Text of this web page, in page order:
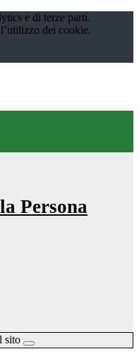
e di terze parti.
dei cookie.
Persona
sito